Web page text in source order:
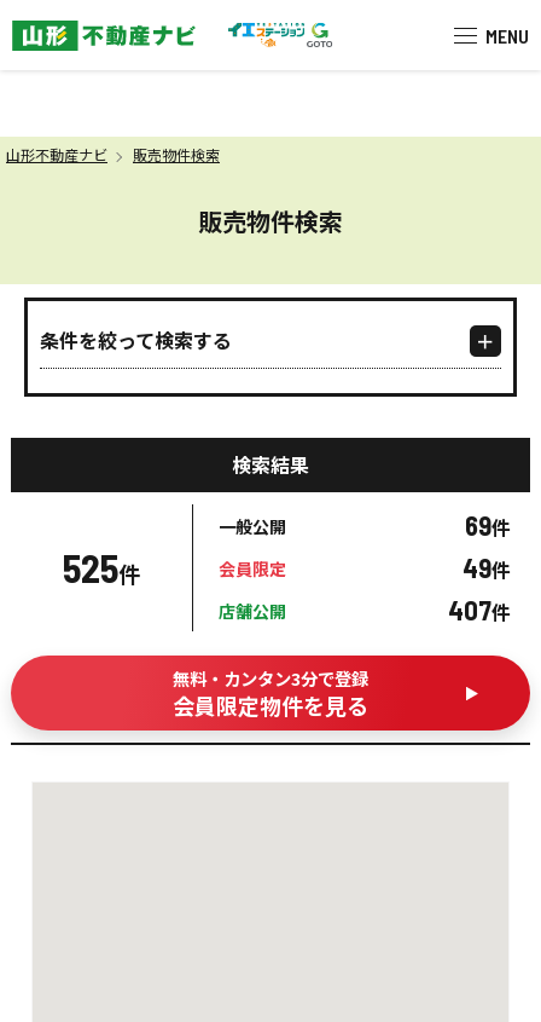
米沢市を中心に南陽市・高畠町・
MENU
山形不動産ナビ 販売物件検索
販売物件検索
条件を絞って検索する
検索結果
525件
一般公開 69件
会員限定 49件
店舗公開 407件
無料・カンタン3分で登録
会員限定物件を見る